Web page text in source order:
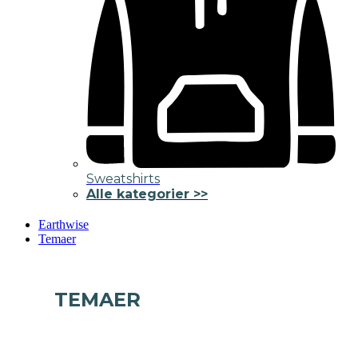
Sweatshirts
Alle kategorier >>
Earthwise
Temaer
TEMAER